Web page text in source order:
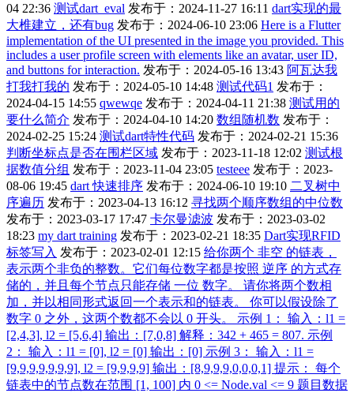
04 22:36 测试dart_eval 发布于：2024-11-27 16:11 dart实现的最
大椎建立，还有bug 发布于：2024-06-10 23:06 Here is a Flutter
implementation of the UI presented in the image you provided. This
includes a user profile screen with elements like an avatar, user ID,
and buttons for interaction. 发布于：2024-05-16 13:43 阿瓦达我
打我打我的 发布于：2024-05-10 14:48 测试代码1 发布于：
2024-04-15 14:55 qwewqe 发布于：2024-04-11 21:38 测试用的
要什么简介 发布于：2024-04-10 14:20 数组随机数 发布于：
2024-02-25 15:24 测试dart特性代码 发布于：2024-02-21 15:36
判断坐标点是否在围栏区域 发布于：2023-11-18 12:02 测试根
据数值分组 发布于：2023-11-04 23:05 testeee 发布于：2023-
08-06 19:45 dart 快速排序 发布于：2024-06-10 19:10 二叉树中
序遍历 发布于：2023-04-13 16:12 寻找两个顺序数组的中位数
发布于：2023-03-17 17:47 卡尔曼滤波 发布于：2023-03-02
18:23 my dart training 发布于：2023-02-21 18:35 Dart实现RFID
标签写入 发布于：2023-02-01 12:15 给你两个 非空 的链表，
表示两个非负的整数。它们每位数字都是按照 逆序 的方式存
储的，并且每个节点只能存储 一位 数字。 请你将两个数相
加，并以相同形式返回一个表示和的链表。 你可以假设除了
数字 0 之外，这两个数都不会以 0 开头。 示例 1： 输入：l1 =
[2,4,3], l2 = [5,6,4] 输出：[7,0,8] 解释：342 + 465 = 807. 示例
2： 输入：l1 = [0], l2 = [0] 输出：[0] 示例 3： 输入：l1 =
[9,9,9,9,9,9,9], l2 = [9,9,9,9] 输出：[8,9,9,9,0,0,0,1] 提示： 每个
链表中的节点数在范围 [1, 100] 内 0 <= Node.val <= 9 题目数据